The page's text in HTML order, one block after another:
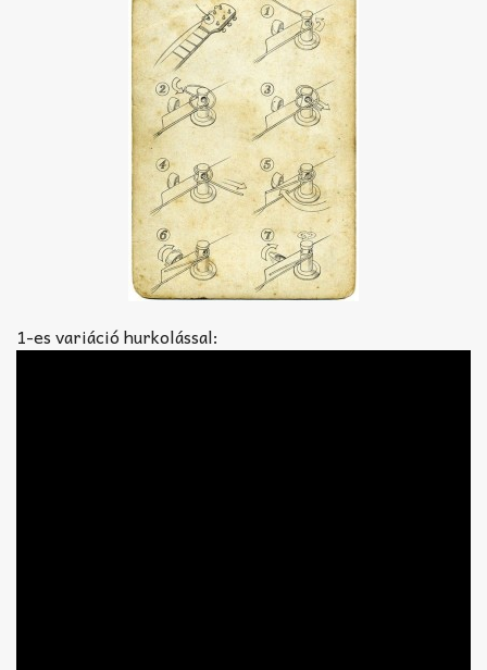
1-es variáció hurkolással: